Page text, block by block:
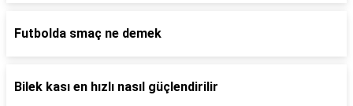
Futbolda smaç ne demek
Bilek kası en hızlı nasıl güçlendirilir